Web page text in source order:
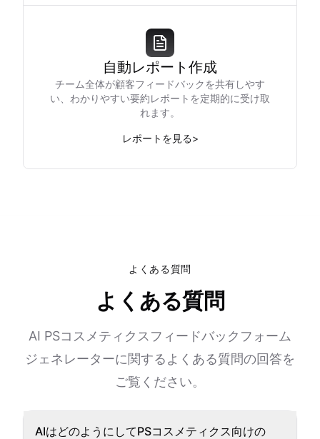
自動レポート作成
チーム全体が顧客フィードバックを共有しやす
い、わかりやすい要約レポートを定期的に受け取
れます。
レポートを見る>
よくある質問
よくある質問
AI PSコスメティクスフィードバックフォーム
ジェネレーターに関するよくある質問の回答を
ご覧ください。
AIはどのようにしてPSコスメティクス向けの